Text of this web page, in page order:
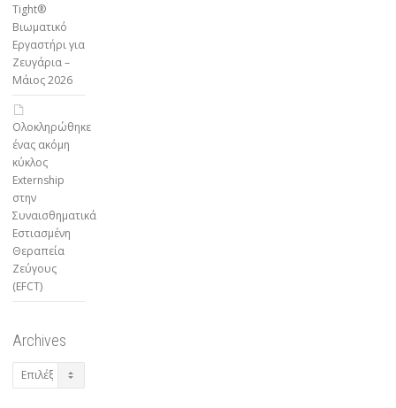
Tight®
Βιωματικό
Εργαστήρι για
Ζευγάρια –
Μάιος 2026
Ολοκληρώθηκε
ένας ακόμη
κύκλος
Externship
στην
Συναισθηματικά
Εστιασμένη
Θεραπεία
Ζεύγους
(EFCT)
Archives
Archives